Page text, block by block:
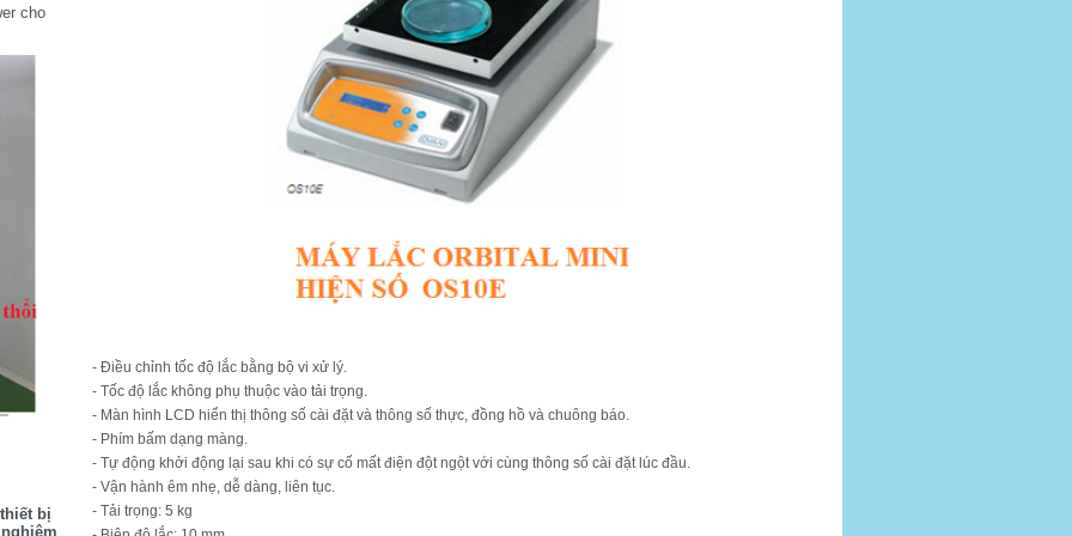
cho
bị
- Điều chỉnh tốc độ lắc bằng bộ vi xử lý.
- Tốc độ lắc không phụ thuộc vào tải trọng.
- Màn hình LCD hiển thị thông số cài đặt và thông số thực, đồng hồ và chuông báo.
- Phím bấm dạng màng.
- Tự động khởi động lại sau khi có sự cố mất điện đột ngột với cùng thông số cài đặt lúc đầu.
- Vận hành êm nhẹ, dễ dàng, liên tục.
- Tải trọng: 5 kg